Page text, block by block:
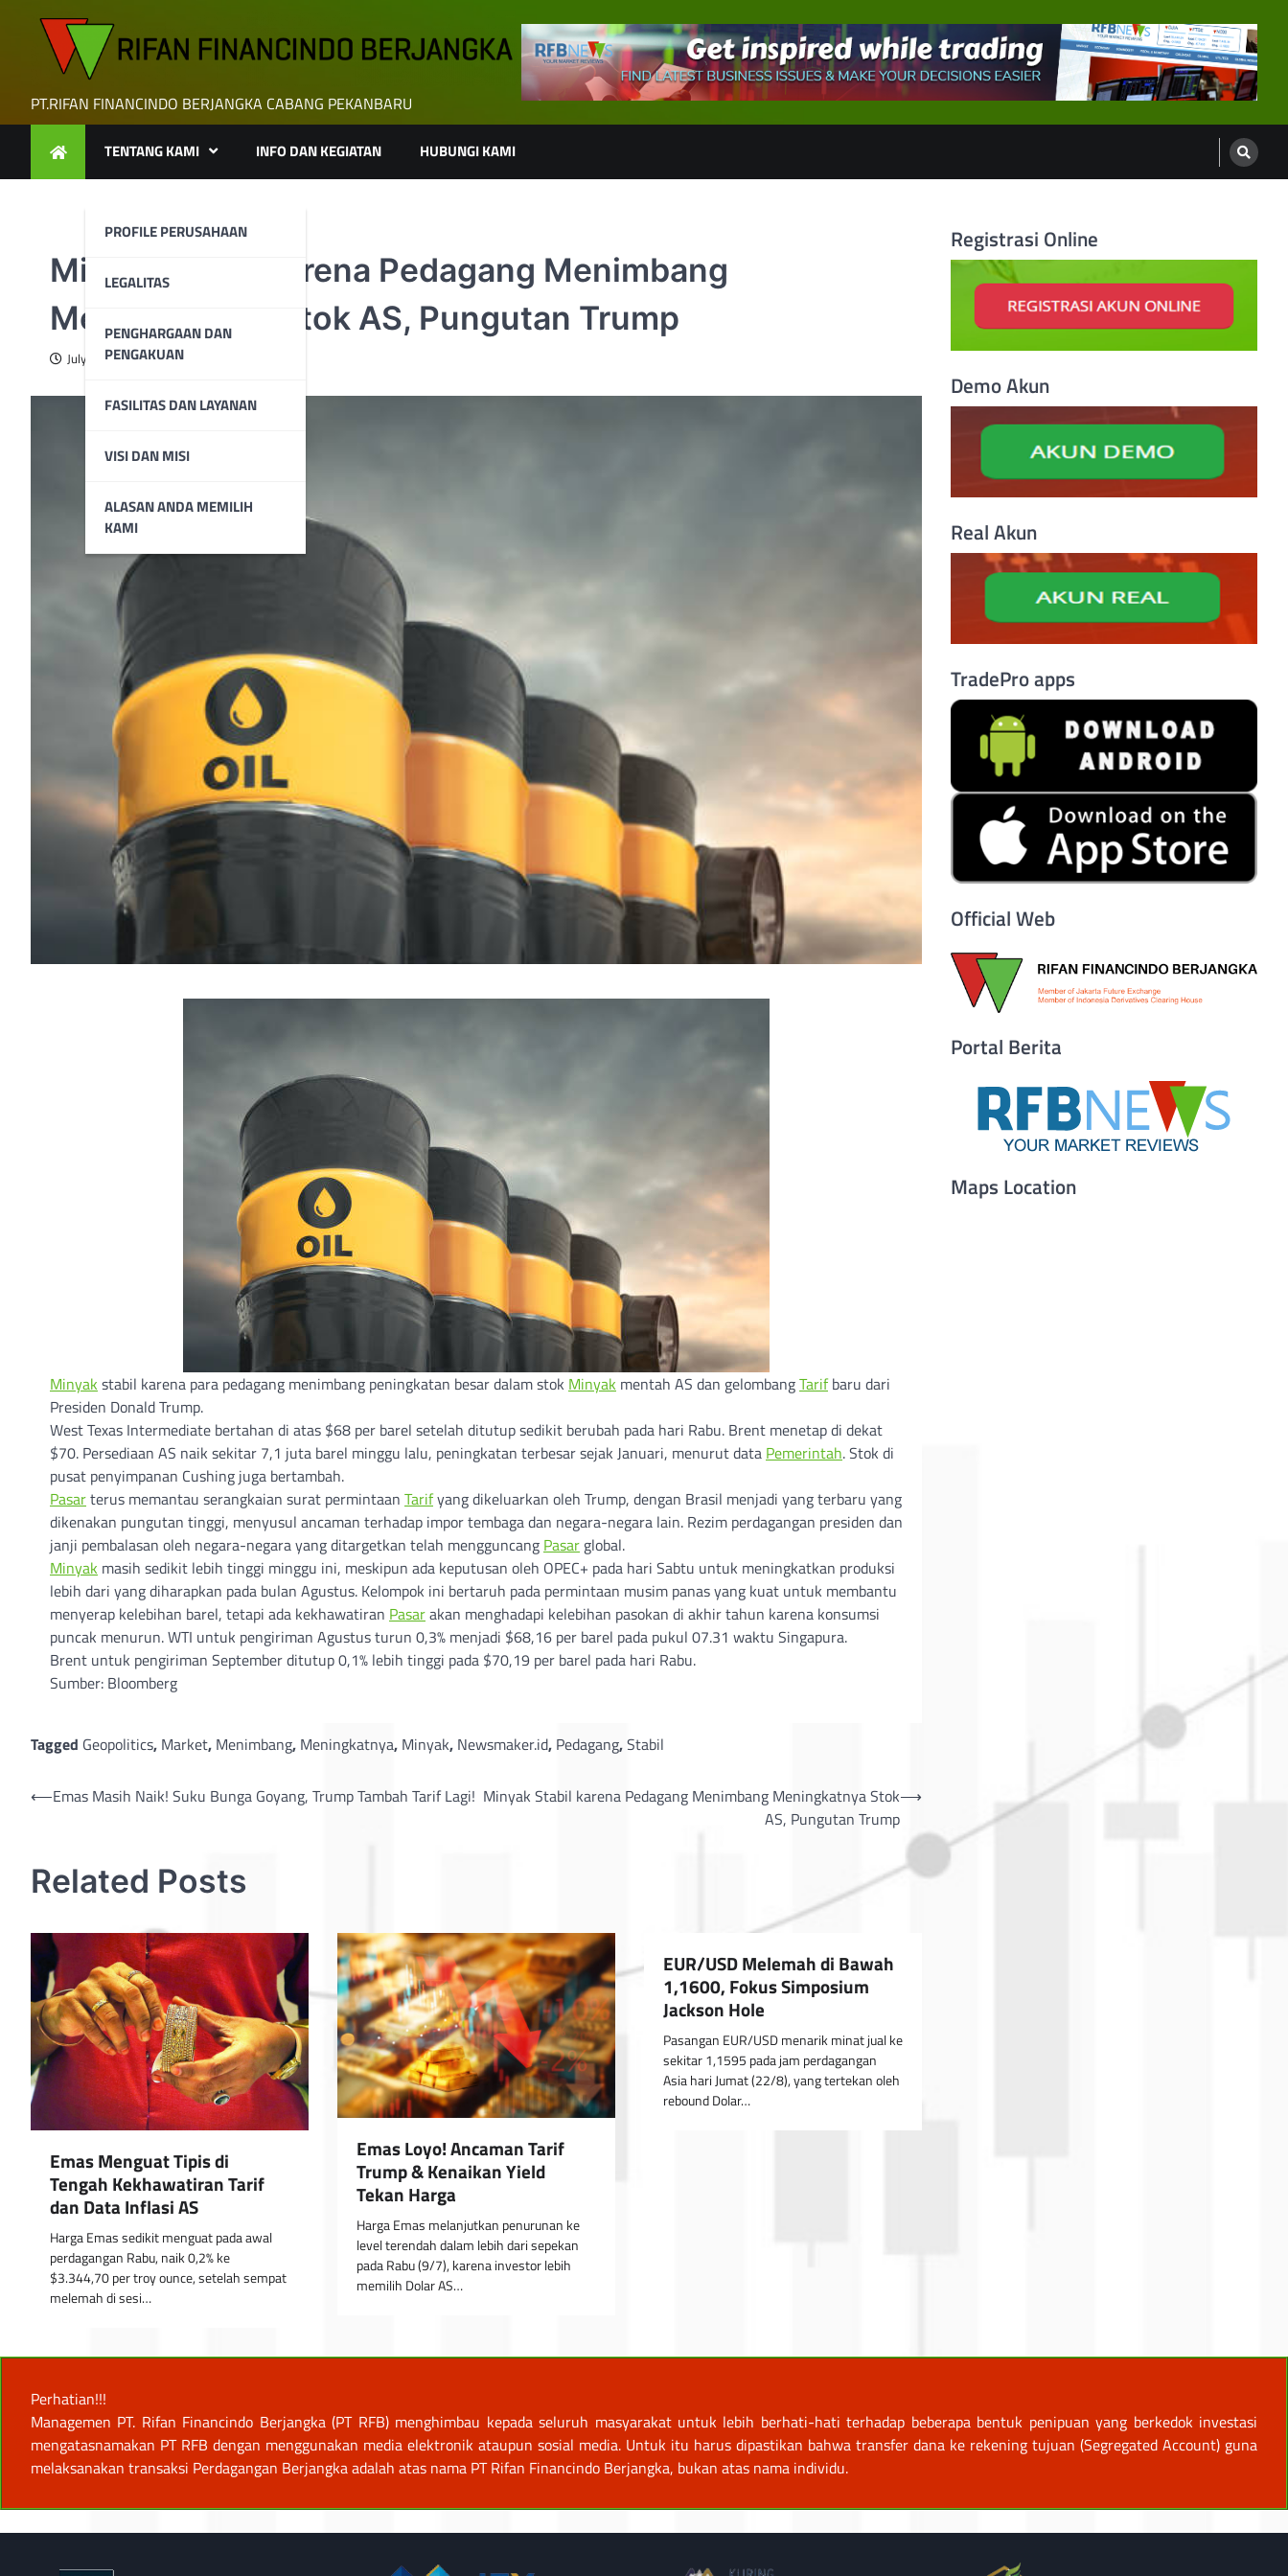
PT.RIFAN FINANCINDO BERJANGKA CABANG PEKANBARU
TENTANG KAMI
PROFILE PERUSAHAAN
LEGALITAS
PENGHARGAAN DAN
PENGAKUAN
FASILITAS DAN LAYANAN
VISI DAN MISI
ALASAN ANDA MEMILIH
KAMI
INFO DAN KEGIATAN HUBUNGI KAMI
Minyak Stabil karena Pedagang Menimbang
Meningkatnya Stok AS, Pungutan Trump
July 10, 2025
Minyak stabil karena para pedagang menimbang peningkatan besar dalam stok Minyak mentah AS dan gelombangTarifbaru dari
Presiden Donald Trump.
West Texas Intermediate bertahan di atas $68 per barel setelah ditutup sedikit berubah pada hari Rabu. Brent menetap di dekat
$70. Persediaan AS naik sekitar 7,1 juta barel minggu lalu, peningkatan terbesar sejak Januari, menurut data Pemerintah. Stok di
pusat penyimpanan Cushing juga bertambah.
Pasarterus memantau serangkaian surat permintaan Tarifyang dikeluarkan oleh Trump, dengan Brasil menjadi yang terbaru yang
dikenakan pungutan tinggi, menyusul ancaman terhadap impor tembaga dan negara-negara lain. Rezim perdagangan presiden dan
janji pembalasan oleh negara-negara yang ditargetkan telah mengguncang Pasar global.
Minyak masih sedikit lebih tinggi minggu ini, meskipun ada keputusan oleh OPEC+ pada hari Sabtu untuk meningkatkan produksi
lebih dari yang diharapkan pada bulan Agustus. Kelompok ini bertaruh pada permintaan musim panas yang kuat untuk membantu
menyerap kelebihan barel, tetapi ada kekhawatiran Pasarakan menghadapi kelebihan pasokan di akhir tahun karena konsumsi
puncak menurun. WTI untuk pengiriman Agustus turun 0,3% menjadi $68,16 per barel pada pukul 07.31 waktu Singapura.
Brent untuk pengiriman September ditutup 0,1% lebih tinggi pada $70,19 per barel pada hari Rabu.
Sumber: Bloomberg
Tagged Geopolitics, Market, Menimbang, Meningkatnya, Minyak, Newsmaker.id, Pedagang,Stabil
Post
⟵Emas Masih Naik! Suku Bunga Goyang, Trump Tambah Tarif Lagi! Minyak Stabil karena Pedagang Menimbang Meningkatnya Stok
AS, Pungutan Trump
⟶
Related Posts
Emas Menguat Tipis di
Tengah Kekhawatiran Tarif
dan Data Inflasi AS
Harga Emas sedikit menguat pada awal
perdagangan Rabu, naik 0,2% ke
$3.344,70 per troy ounce, setelah sempat
melemah di sesi…
Emas Loyo! Ancaman Tarif
Trump & Kenaikan Yield
Tekan Harga
Harga Emas melanjutkan penurunan ke
level terendah dalam lebih dari sepekan
pada Rabu (9/7), karena investor lebih
memilih Dolar AS…
EUR/USD Melemah di Bawah
1,1600, Fokus Simposium
Jackson Hole
Pasangan EUR/USD menarik minat jual ke
sekitar 1,1595 pada jam perdagangan
Asia hari Jumat (22/8), yang tertekan oleh
rebound Dolar…
Registrasi Online
Demo Akun
Real Akun
TradePro apps
Official Web
Portal Berita
Maps Location
Perhatian!!!
Managemen PT. Rifan Financindo Berjangka (PT RFB) menghimbau kepada seluruh masyarakat untuk lebih berhati-hati terhadap beberapa bentuk penipuan yang berkedok investasi
mengatasnamakan PT RFB dengan menggunakan media elektronik ataupun sosial media. Untuk itu harus dipastikan bahwa transfer dana ke rekening tujuan (Segregated Account) guna
melaksanakan transaksi Perdagangan Berjangka adalah atas nama PT Rifan Financindo Berjangka, bukan atas nama individu.